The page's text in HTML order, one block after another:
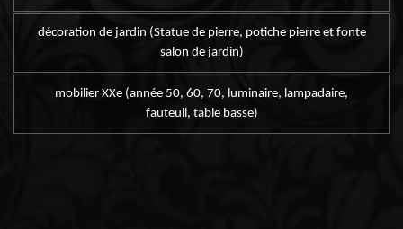
décoration de jardin (Statue de pierre, potiche pierre et fonte
salon de jardin)
mobilier XXe (année 50, 60, 70, luminaire, lampadaire,
fauteuil, table basse)